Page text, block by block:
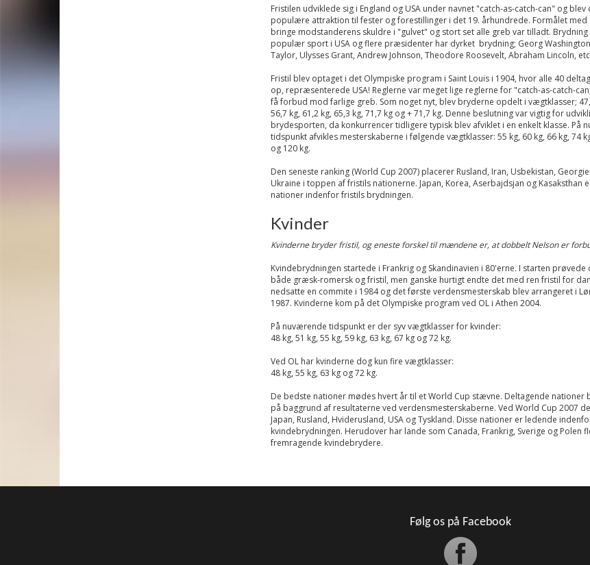
Fristilen udviklede sig i England og USA under navnet "catch-as-catch-can" og blev
populære attraktion til fester og forestillinger i det 19. århundrede. Formålet med
bringe modstanderens skuldre i "gulvet" og stort set alle greb var tilladt. Brydning
populær sport i USA og flere præsidenter har dyrket brydning; Georg
Taylor, Ulysses Grant, Andrew Johnson, Theodore Roosevelt, Abraham Lincoln,
Fristil blev optaget i det Olympiske program i Saint Louis i 1904, hvor alle 40
op, repræsenterede USA! Reglerne var meget lige reglerne for "catch-as-catch-
få forbud mod farlige greb. Som noget nyt, blev bryderne opdelt i vægtklasser;
56,7 kg, 61,2 kg, 65,3 kg, 71,7 kg og + 71,7 kg. Denne beslutning var vigtig for
brydesporten, da konkurrencer tidligere typisk blev afviklet i en enkelt klasse. På
tidspunkt afvikles mesterskaberne i følgende vægtklasser: 55 kg, 60 kg, 66 kg, 74
og 120 kg.
Den seneste ranking (World Cup 2007) placerer Rusland, Iran, Usbekistan,
Ukraine i toppen af fristils nationerne. Japan, Korea, Aserbajdsjan og Kasaksthan
nationer indenfor fristils brydningen.
Kvinder
Kvinderne bryder fristil, og eneste forskel til mændene er, at dobbelt Nelson er
Kvindebrydningen startede i Frankrig og Skandinavien i 80'erne. I starten prøvede
både græsk-romersk og fristil, men ganske hurtigt endte det med ren fristil for
nedsatte en commite i 1984 og det første verdensmesterskab blev arrangeret i
1987. Kvinderne kom på det Olympiske program ved OL i Athen 2004.
På nuværende tidspunkt er der syv vægtklasser for kvinder:
48 kg, 51 kg, 55 kg, 59 kg, 63 kg, 67 kg og 72 kg.
Ved OL har kvinderne dog kun fire vægtklasser:
48 kg, 55 kg, 63 kg og 72 kg.
De bedste nationer mødes hvert år til et World Cup stævne. Deltagende nationer
på baggrund af resultaterne ved verdensmesterskaberne. Ved World Cup 2007
Japan, Rusland, Hviderusland, USA og Tyskland. Disse nationer er ledende
kvindebrydningen. Herudover har lande som Canada, Frankrig, Sverige og Polen
fremragende kvindebrydere.
Følg os på Facebook